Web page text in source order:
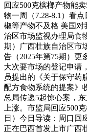
回应500克槟榔产物能
物一周（7.28-8.1）看
椒等产物不及格 美国对
治区市场监视办理局食
期）广西壮族自治区市
告（2025年第75期）更
大次要市场的登记申请
员提出的《关于保守药
配方食物系统的提案》
总局传递5起惊心案，
上涨。市监局回应500
日）今日导读：周口回
正在巴西首发上市广西